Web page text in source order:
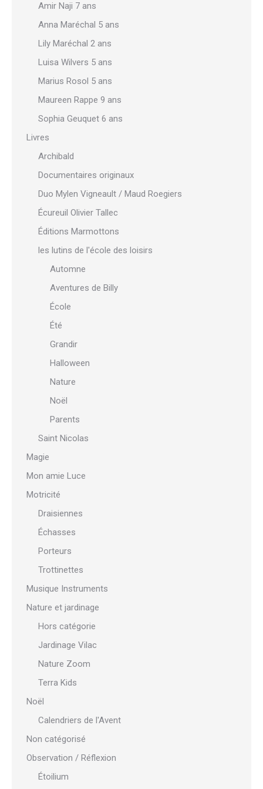
Amir Naji 7 ans
Anna Maréchal 5 ans
Lily Maréchal 2 ans
Luisa Wilvers 5 ans
Marius Rosol 5 ans
Maureen Rappe 9 ans
Sophia Geuquet 6 ans
Livres
Archibald
Documentaires originaux
Duo Mylen Vigneault / Maud Roegiers
Écureuil Olivier Tallec
Éditions Marmottons
les lutins de l'école des loisirs
Automne
Aventures de Billy
École
Été
Grandir
Halloween
Nature
Noël
Parents
Saint Nicolas
Magie
Mon amie Luce
Motricité
Draisiennes
Échasses
Porteurs
Trottinettes
Musique Instruments
Nature et jardinage
Hors catégorie
Jardinage Vilac
Nature Zoom
Terra Kids
Noël
Calendriers de l'Avent
Non catégorisé
Observation / Réflexion
Étoilium